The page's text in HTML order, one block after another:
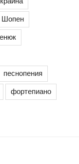
Шопен
песнопения
фортепиано